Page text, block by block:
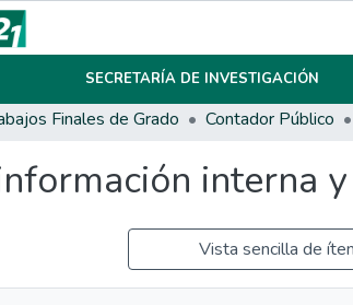
SECRETARÍA DE INVESTIGACIÓN
Finales de Grado Contador Público
interna
Vista sencilla de